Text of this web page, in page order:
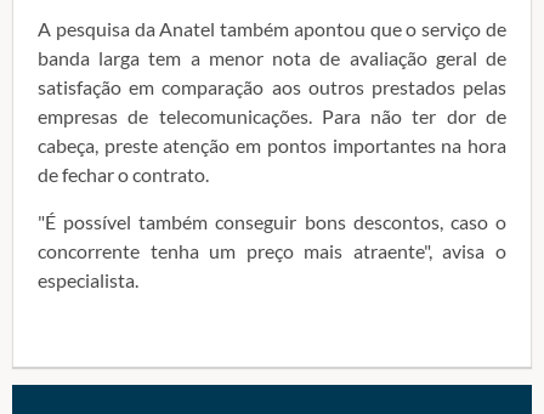
A pesquisa da Anatel também apontou que o serviço de
banda larga tem a menor nota de avaliação geral de
satisfação em comparação aos outros prestados pelas
empresas de telecomunicações. Para não ter dor de
cabeça, preste atenção em pontos importantes na hora
de fechar o contrato.
"É possível também conseguir bons descontos, caso o
concorrente tenha um preço mais atraente", avisa o
especialista.